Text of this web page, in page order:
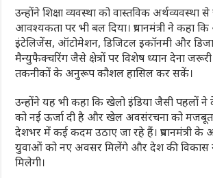
उन्होंने शिक्षा व्यवस्था को वास्तविक अर्थव्यवस्था
आवश्यकता पर भी बल दिया। प्रधानमंत्री ने कहा
इंटेलिजेंस, ऑटोमेशन, डिजिटल इकॉनमी और
मैन्युफैक्चरिंग जैसे क्षेत्रों पर विशेष ध्यान देना
तकनीकों के अनुरूप कौशल हासिल कर सकें।
उन्होंने यह भी कहा कि खेलो इंडिया जैसी पहलों
को नई ऊर्जा दी है और खेल अवसंरचना को
देशभर में कई कदम उठाए जा रहे हैं। प्रधानमंत्री के
युवाओं को नए अवसर मिलेंगे और देश की विकास
मिलेगी।